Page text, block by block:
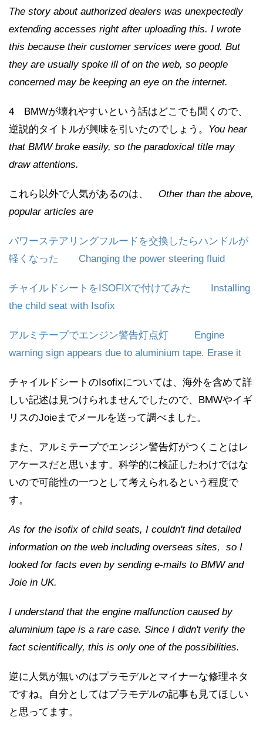
The story about authorized dealers was unexpectedly
extending accesses right after uploading this. I wrote
this because their customer services were good. But
they are usually spoke ill of on the web, so people
concerned may be keeping an eye on the internet.
4 BMWが壊れやすいという話はどこでも聞くので、
逆説的タイトルが興味を引いたのでしょう。
You hear
that BMW broke easily, so the paradoxical title may
draw attentions.
これら以外で人気があるのは、 Other than the above,
popular articles are
パワーステアリングフルードを交換したらハンドルが
軽くなった Changing the power steering fluid
チャイルドシートをISOFIXで付けてみた Installing
the child seat with Isofix
アルミテープでエンジン警告灯点灯 Engine
warning sign appears due to aluminium tape. Erase it
チャイルドシートのIsofixについては、海外を含めて詳
しい記述は見つけられませんでしたので、BMWやイギ
リスのJoieまでメールを送って調べました。
また、アルミテープでエンジン警告灯がつくことはレ
アケースだと思います。科学的に検証したわけではな
いので可能性の一つとして考えられるという程度で
す。
As for the isofix of child seats, I couldn't find detailed
information on the web including overseas sites, so I
looked for facts even by sending e-mails to BMW and
Joie in UK.
I understand that the engine malfunction caused by
aluminium tape is a rare case. Since I didn't verify the
fact scientifically, this is only one of the possibilities.
逆に人気が無いのはプラモデルとマイナーな修理ネタ
ですね。自分としてはプラモデルの記事も見てほしい
と思ってます。